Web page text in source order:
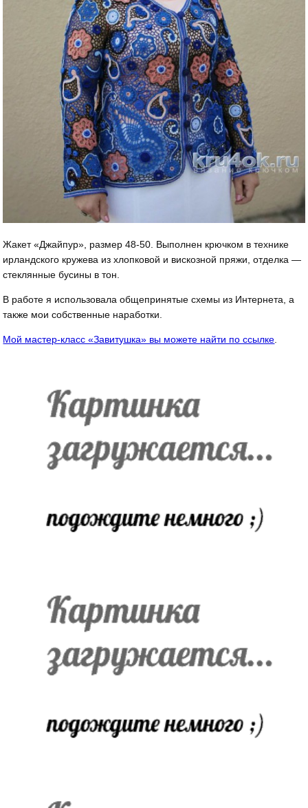
Жакет «Джайпур», размер 48-50. Выполнен крючком в технике
ирландского кружева из хлопковой и вискозной пряжи, отделка —
стеклянные бусины в тон.
В работе я использовала общепринятые схемы из Интернета, а
также мои собственные наработки.
Мой мастер-класс «Завитушка» вы можете найти по ссылке.